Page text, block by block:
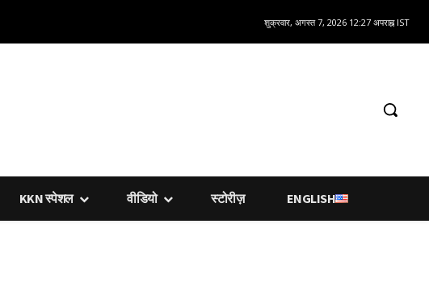
शुक्रवार, अगस्त 7, 2026 12:27 अपराह्न IST
KKN स्पेशल वीडियो स्टोरीज़ ENGLISH